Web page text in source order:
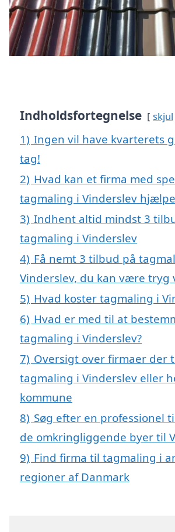
Indholdsfortegnelse skjul
1) Ingen vil have kvarterets
tag!
2) Hvad kan et firma med
tagmaling i Vinderslev
3) Indhent altid mindst 3
tagmaling i Vinderslev
4) Få nemt 3 tilbud på
Vinderslev, du kan være tryg
5) Hvad koster tagmaling i
6) Hvad er med til at
tagmaling i Vinderslev?
7) Oversigt over firmaer der
tagmaling i Vinderslev eller
kommune
8) Søg efter en professionel
de omkringliggende byer til
9) Find firma til tagmaling i
regioner af Danmark